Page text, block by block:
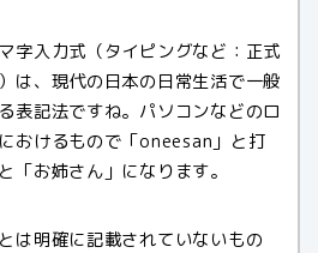
字入力式（タイピングなど：正式
は、現代の日本の日常生活で一般
表記法ですね。パソコンなどのロ
おけるもので「oneesan」と打
「お姉さん」になります。
は明確に記載されていないもの